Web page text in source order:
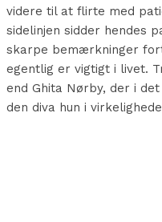
videre til at flirte med
sidelinjen sidder hendes
skarpe bemærkninger
egentlig er vigtigt i livet.
end Ghita Nørby, der i
den diva hun i